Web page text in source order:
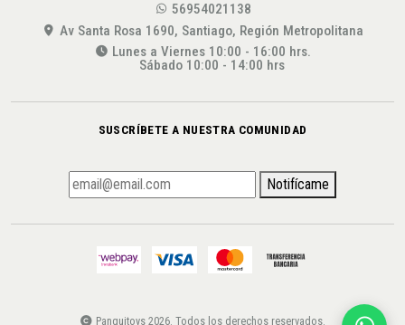
56954021138
Av Santa Rosa 1690, Santiago, Región Metropolitana
Lunes a Viernes 10:00 - 16:00 hrs.
Sábado 10:00 - 14:00 hrs
SUSCRÍBETE A NUESTRA COMUNIDAD
Notifícame
Panguitoys 2026. Todos los derechos reservados.